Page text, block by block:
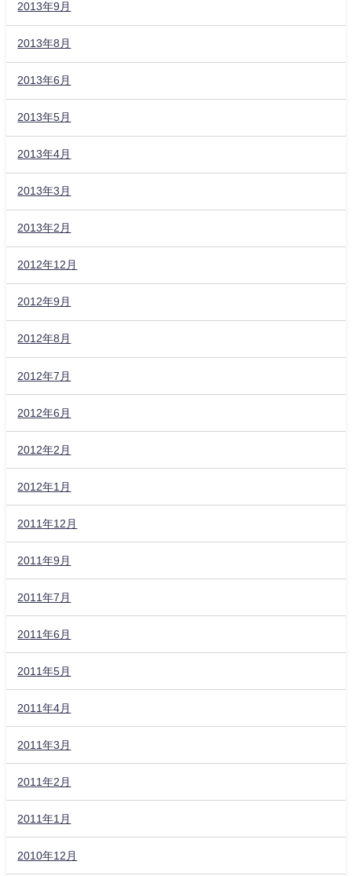
2013年9月
2013年8月
2013年6月
2013年5月
2013年4月
2013年3月
2013年2月
2012年12月
2012年9月
2012年8月
2012年7月
2012年6月
2012年2月
2012年1月
2011年12月
2011年9月
2011年7月
2011年6月
2011年5月
2011年4月
2011年3月
2011年2月
2011年1月
2010年12月